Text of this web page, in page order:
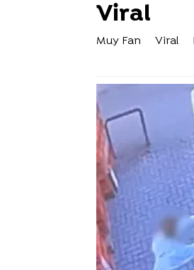
Viral
Muy Fan Viral